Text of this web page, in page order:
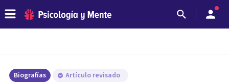
Biografías Artículo revisado